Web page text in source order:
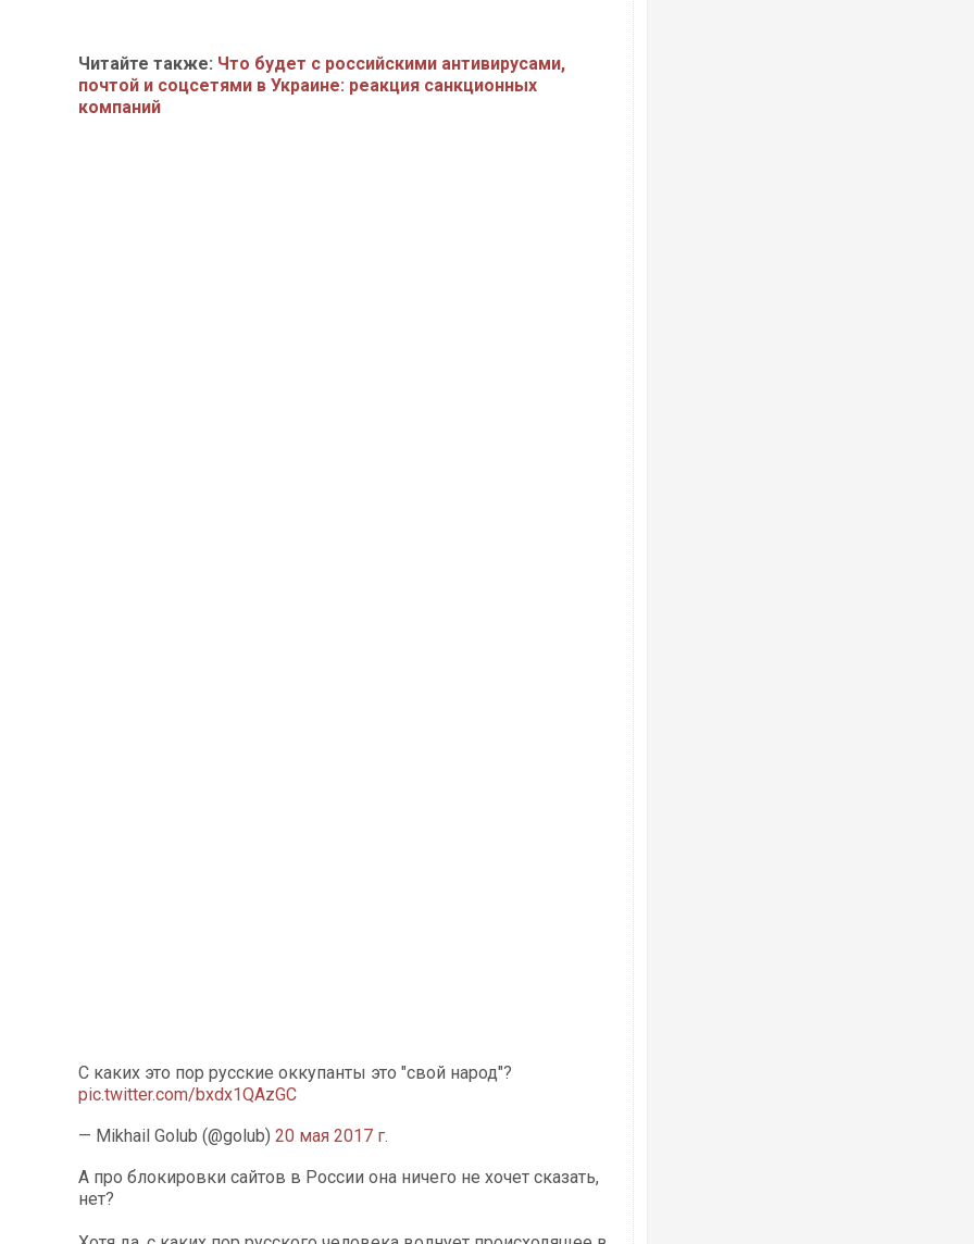
Читайте также: Что будет с российскими антивирусами,
почтой и соцсетями в Украине: реакция санкционных
компаний
С каких это пор русские оккупанты это "свой народ"?
pic.twitter.com/bxdx1QAzGC
— Mikhail Golub (@golub) 20 мая 2017 г.
А про блокировки сайтов в России она ничего не хочет сказать,
нет?